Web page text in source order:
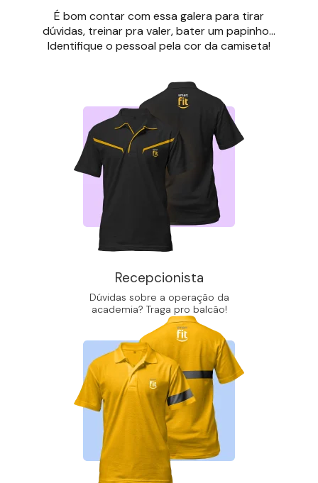
É bom contar com essa galera para tirar
dúvidas, treinar pra valer, bater um papinho...
Identifique o pessoal pela cor da camiseta!
Recepcionista
Dúvidas sobre a operação da
academia? Traga pro balcão!